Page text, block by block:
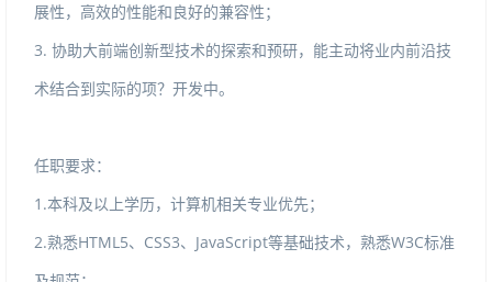
展性，高效的性能和良好的兼容性；
3.协助大前端创新型技术的探索和预研，能主动将业内前沿技
术结合到实际的项？开发中。
任职要求：
1.本科及以上学历，计算机相关专业优先；
2.熟悉HTML5、CSS3、JavaScript等基础技术，熟悉W3C标准